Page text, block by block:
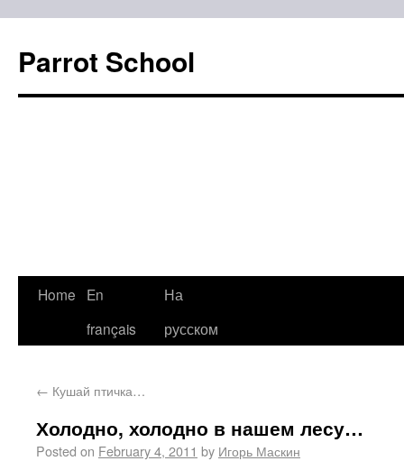
Parrot School
Home
En
français
На
русском
← Кушай птичка…
Холодно, холодно в нашем лесу…
Posted on February 4, 2011 by Игорь Маскин